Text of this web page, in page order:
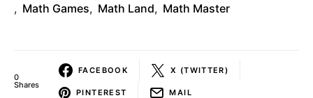
, Math Games, Math Land, Math Master
0
Shares
FACEBOOK X (TWITTER)
PINTEREST MAIL